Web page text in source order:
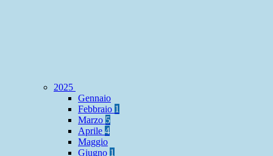
2025
Gennaio
Febbraio 1
Marzo 5
Aprile 4
Maggio
Giugno 1